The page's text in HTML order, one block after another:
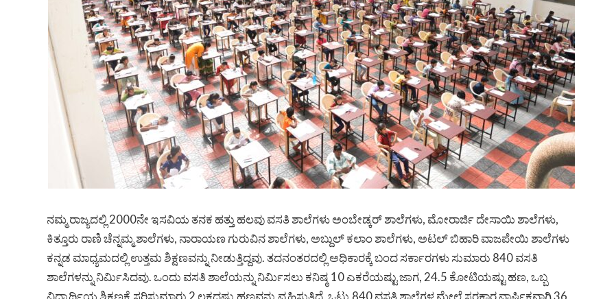
ನಮ್ಮ ರಾಜ್ಯದಲ್ಲಿ 2000ನೇ ಇಸವಿಯ ತನಕ ಹತ್ತು ಹಲವು ವಸತಿ ಶಾಲೆಗಳು ಅಂಬೇಡ್ಕರ್ ಶಾಲೆಗಳು, ಮೋರಾರ್ಜಿ ದೇಸಾಯಿ ಶಾಲೆಗಳು,
ಕಿತ್ತೂರು ರಾಣಿ ಚೆನ್ನಮ್ಮ ಶಾಲೆಗಳು, ನಾರಾಯಣ ಗುರುವಿನ ಶಾಲೆಗಳು, ಅಬ್ದುಲ್ ಕಲಾಂ ಶಾಲೆಗಳು, ಅಟಲ್ ಬಿಹಾರಿ ವಾಜಪೇಯಿ ಶಾಲೆಗಳು
ಕನ್ನಡ ಮಾಧ್ಯಮದಲ್ಲಿ ಉತ್ತಮ ಶಿಕ್ಷಣವನ್ನು ನೀಡುತ್ತಿದ್ದವು. ತದನಂತರದಲ್ಲಿ ಅಧಿಕಾರಕ್ಕೆ ಬಂದ ಸರ್ಕಾರಗಳು ಸುಮಾರು 840 ವಸತಿ
ಶಾಲೆಗಳನ್ನು ನಿರ್ಮಿಸಿದವು. ಒಂದು ವಸತಿ ಶಾಲೆಯನ್ನು ನಿರ್ಮಿಸಲು ಕನಿಷ್ಠ 10 ಎಕರೆಯಷ್ಟು ಜಾಗ, 24.5 ಕೋಟಿಯಷ್ಟು ಹಣ, ಒಬ್ಬ